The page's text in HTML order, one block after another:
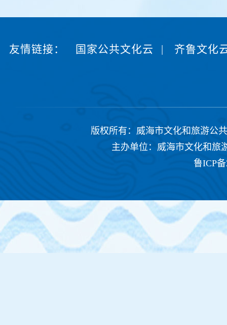
友情链接： 国家公共文化云 | 齐鲁文化
版权所有：威海市文化和旅游公共
主办单位：威海市文化和旅
鲁ICP备